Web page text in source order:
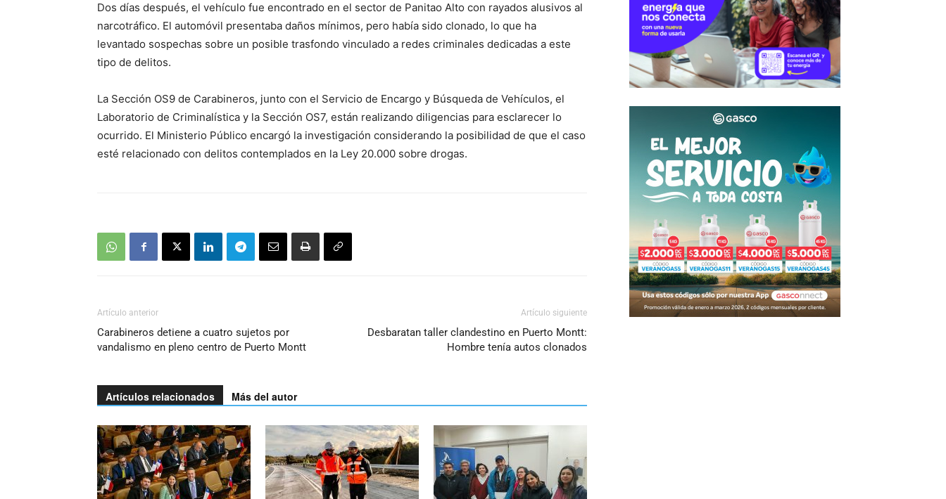
Dos días después, el vehículo fue encontrado en el sector de Panitao Alto con rayados alusivos al
narcotráfico. El automóvil presentaba daños mínimos, pero había sido clonado, lo que ha
levantado sospechas sobre un posible trasfondo vinculado a redes criminales dedicadas a este
tipo de delitos.
La Sección OS9 de Carabineros, junto con el Servicio de Encargo y Búsqueda de Vehículos, el
Laboratorio de Criminalística y la Sección OS7, están realizando diligencias para esclarecer lo
ocurrido. El Ministerio Público encargó la investigación considerando la posibilidad de que el caso
esté relacionado con delitos contemplados en la Ley 20.000 sobre drogas.
Artículo anterior
Carabineros detiene a cuatro sujetos por
vandalismo en pleno centro de Puerto Montt
Artículo siguiente
Desbaratan taller clandestino en Puerto Montt:
Hombre tenía autos clonados
Artículos relacionados Más del autor